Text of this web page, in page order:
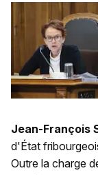
Jean-François
d'État
Outre la charge